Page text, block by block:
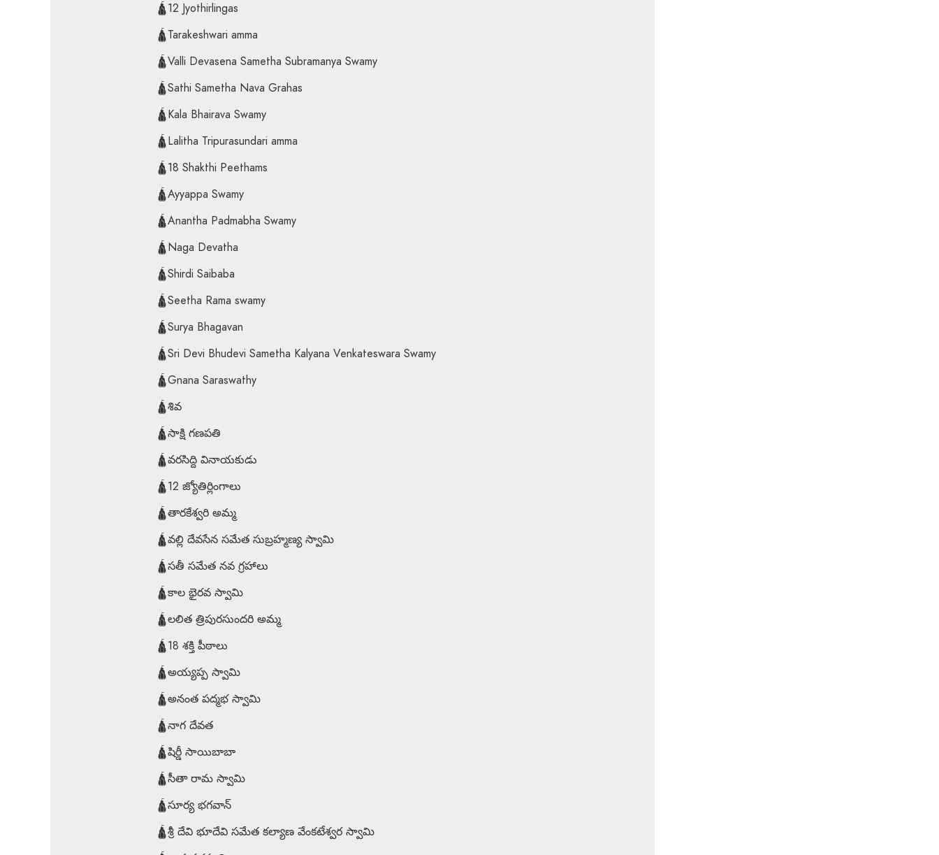
🛕12 Jyothirlingas
🛕Tarakeshwari amma
🛕Valli Devasena Sametha Subramanya Swamy
🛕Sathi Sametha Nava Grahas
🛕Kala Bhairava Swamy
🛕Lalitha Tripurasundari amma
🛕18 Shakthi Peethams
🛕Ayyappa Swamy
🛕Anantha Padmabha Swamy
🛕Naga Devatha
🛕Shirdi Saibaba
🛕Seetha Rama swamy
🛕Surya Bhagavan
🛕Sri Devi Bhudevi Sametha Kalyana Venkateswara Swamy
🛕Gnana Saraswathy
🛕శివ
🛕సాక్షి గణపతి
🛕వరసిద్ది వినాయకుడు
🛕12 జ్యోతిర్లింగాలు
🛕తారకేశ్వరి అమ్మ
🛕వల్లి దేవసేన సమేత సుబ్రహ్మణ్య స్వామి
🛕సతీ సమేత నవ గ్రహాలు
🛕కాల భైరవ స్వామి
🛕లలిత త్రిపురసుందరి అమ్మ
🛕18 శక్తి పీఠాలు
🛕అయ్యప్ప స్వామి
🛕అనంత పద్మభ స్వామి
🛕నాగ దేవత
🛕షిర్డీ సాయిబాబా
🛕సీతా రామ స్వామి
🛕సూర్య భగవాన్
🛕శ్రీ దేవి భూదేవి సమేత కల్యాణ వేంకటేశ్వర స్వామి